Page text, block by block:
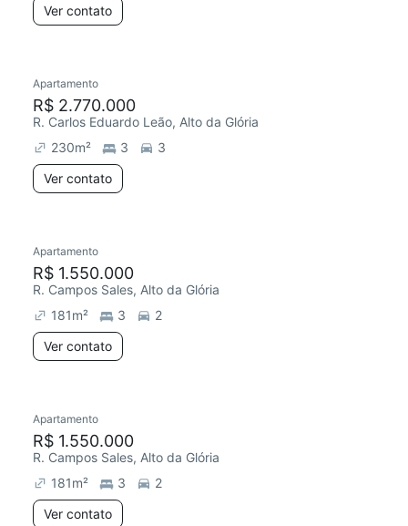
Ver contato
Redecorar
Apartamento
R$ 2.770.000
R. Carlos Eduardo Leão, Alto da Glória
230m² 3
3
Ver contato
Apartamento
R$ 1.550.000
R. Campos Sales, Alto da Glória
181m² 3
2
Ver contato
Apartamento
R$ 1.550.000
R. Campos Sales, Alto da Glória
181m² 3
2
Ver contato